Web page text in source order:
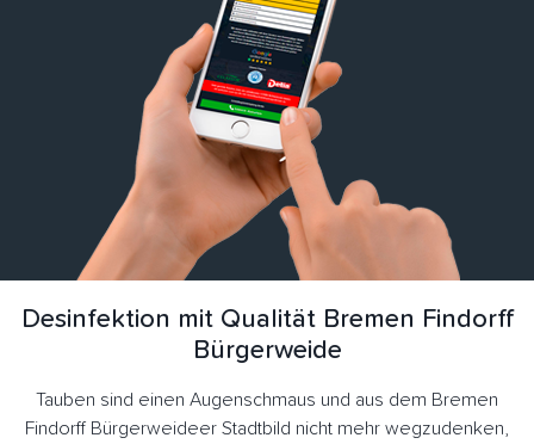
Desinfektion mit Qualität Bremen Findorff
Bürgerweide
Tauben sind einen Augenschmaus und aus dem Bremen
Findorff Bürgerweideer Stadtbild nicht mehr wegzudenken,